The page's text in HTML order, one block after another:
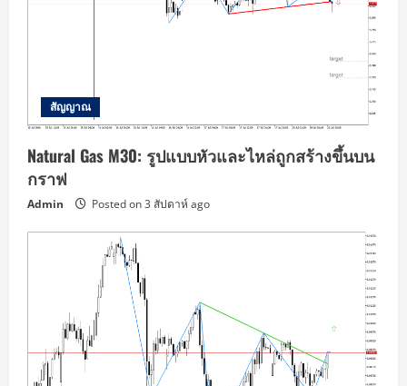
สัญญาณ
Natural Gas M30: รูปแบบหัวและไหล่ถูกสร้างขึ้นบน
กราฟ
Admin Posted on 3 สัปดาห์ ago